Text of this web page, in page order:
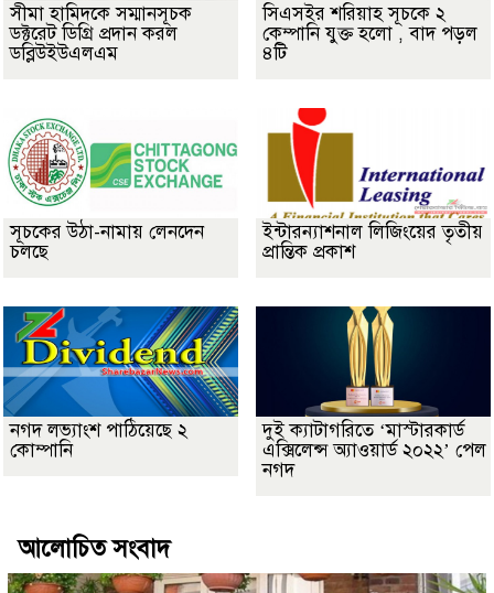
সীমা হামিদকে সম্মানসূচক
ডক্টরেট ডিগ্রি প্রদান করল
ডব্লিউইউএলএম
সিএসইর শরিয়াহ সূচকে ২
কেম্পানি যুক্ত হলো , বাদ পড়ল
৪টি
সূচকের উঠা-নামায় লেনদেন
চলছে
ইন্টারন্যাশনাল লিজিংয়ের তৃতীয়
প্রান্তিক প্রকাশ
নগদ লভ্যাংশ পাঠিয়েছে ২
কোম্পানি
দুই ক্যাটাগরিতে ‘মাস্টারকার্ড
এক্সিলেন্স অ্যাওয়ার্ড ২০২২’ পেল
নগদ
আলোচিত সংবাদ